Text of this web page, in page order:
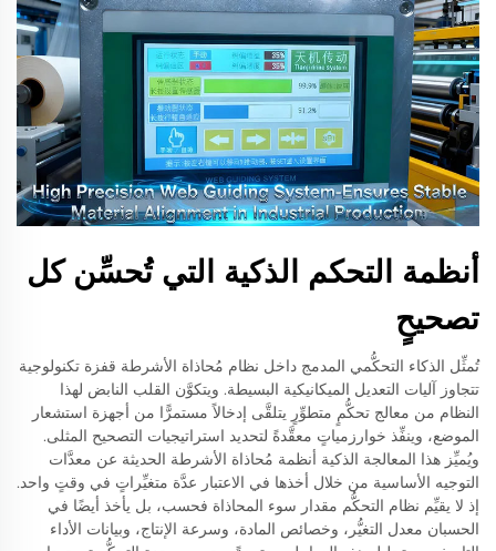
أنظمة التحكم الذكية التي تُحسِّن كل
تصحيحٍ
تُمثِّل الذكاء التحكُّمي المدمج داخل نظام مُحاذاة الأشرطة قفزة تكنولوجية
تتجاوز آليات التعديل الميكانيكية البسيطة. ويتكوَّن القلب النابض لهذا
النظام من معالج تحكُّمٍ متطوِّرٍ يتلقَّى إدخالاً مستمرًّا من أجهزة استشعار
الموضع، وينفِّذ خوارزمياتٍ معقَّدةً لتحديد استراتيجيات التصحيح المثلى.
ويُميِّز هذا المعالجة الذكية أنظمة مُحاذاة الأشرطة الحديثة عن معدَّات
التوجيه الأساسية من خلال أخذها في الاعتبار عدَّة متغيِّراتٍ في وقتٍ واحد.
إذ لا يقيِّم نظام التحكُّم مقدار سوء المحاذاة فحسب، بل يأخذ أيضًا في
الحسبان معدل التغيُّر، وخصائص المادة، وسرعة الإنتاج، وبيانات الأداء